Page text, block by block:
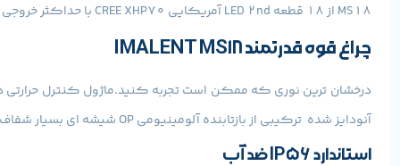
MS18 از 18 قطعه LED 2nd آمریکایی CREE XHP70 با حداکثر خروجی تا 100000 لومن و برد طولانی تا 1350 متر استفاده می کند.
چراغ قوه قدرتمند IMALENT MS18
درخشان ترین نوری که ممکن است تجربه کنید.ماژول کنترل حرارتی
آنودایز شده ترکیبی از بازتابنده آلومینیومی OP شیشه ای بسیار شفاف معدنی و شیشه ای با پوشش ضد انعکاس.
استاندارد IP56 ضد آب